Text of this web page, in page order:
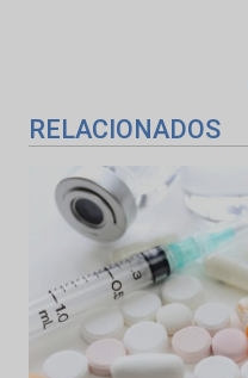
RELACIONADOS